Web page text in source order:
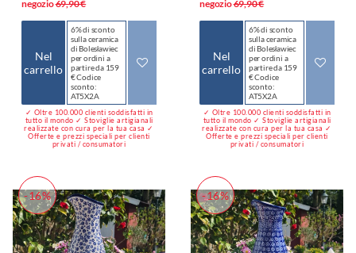
negozio69,90 €
Nel
carrello
6% di sconto
sulla ceramica
di Bolesławiec
per ordini a
partire da 159
€ Codice
sconto:
AT5X2A
✓ Oltre 100.000 clienti soddisfatti in
tutto il mondo ✓ Stoviglie artigianali
realizzate con cura per la tua casa ✓
Offerte e prezzi speciali per clienti
privati / consumatori
negozio69,90 €
Nel
carrello
6% di sconto
sulla ceramica
di Bolesławiec
per ordini a
partire da 159
€ Codice
sconto:
AT5X2A
✓ Oltre 100.000 clienti soddisfatti in
tutto il mondo ✓ Stoviglie artigianali
realizzate con cura per la tua casa ✓
Offerte e prezzi speciali per clienti
privati / consumatori
-16% -16%